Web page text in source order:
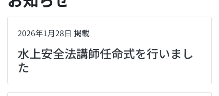
2026年1月28日 掲載
水上安全法講師任命式を行いまし
た